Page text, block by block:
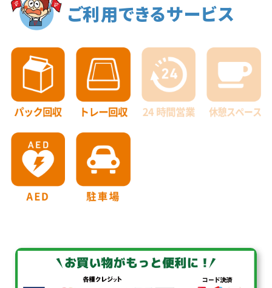
ご利用できるサービス